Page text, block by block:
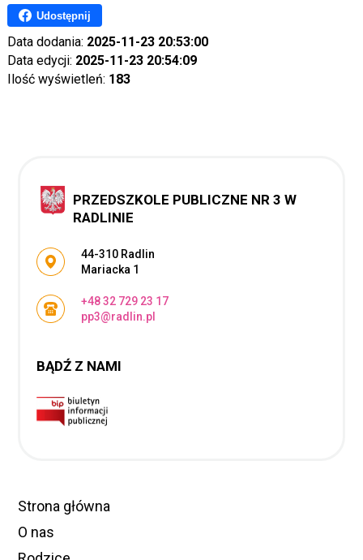
Udostępnij
Data dodania: 2025-11-23 20:53:00
Data edycji: 2025-11-23 20:54:09
Ilość wyświetleń: 183
PRZEDSZKOLE PUBLICZNE NR 3 W
RADLINIE
Adres pocztowy:
44-310 Radlin
Mariacka 1
+48 32 729 23 17
pp3@radlin.pl
BĄDŹ Z NAMI
Strona główna
O nas